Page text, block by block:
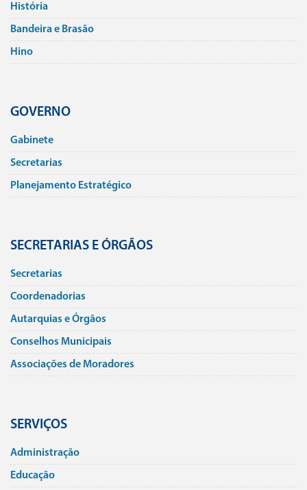
História
Bandeira e Brasão
Hino
GOVERNO
Gabinete
Secretarias
Planejamento Estratégico
SECRETARIAS E ÓRGÃOS
Secretarias
Coordenadorias
Autarquias e Órgãos
Conselhos Municipais
Associações de Moradores
SERVIÇOS
Administração
Educação